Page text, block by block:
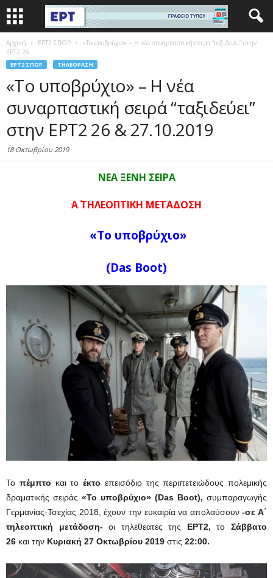
Αρχική EΡΤ2 ΣΠΟΡ
«Το υποβρύχιο» – Η νέα συναρπαστική σειρά “ταξιδεύει” στην
ΕΡΤ2 26...
EΡΤ2 ΣΠΟΡ ΤΗΛΕΌΡΑΣΗ
«Το υποβρύχιο» – Η νέα
συναρπαστική σειρά “ταξιδεύει”
στην ΕΡΤ2 26 & 27.10.2019
18 Οκτωβρίου 2019
ΝΕΑ ΞΕΝΗ ΣΕΙΡΑ
A΄ ΤΗΛΕΟΠΤΙΚΗ ΜΕΤΑΔΟΣΗ
«Το υποβρύχιο»
(Das Boot)
Το πέμπτο και το έκτο επεισόδιο της περιπετειώδους πολεμικής
δραματικής σειράς «Το υποβρύχιο» (Das Boot), συμπαραγωγής
Γερμανίας-Τσεχίας 2018, έχουν την ευκαιρία να απολαύσουν-σε Α΄
τηλεοπτική μετάδοση-οι τηλεθεατές της ΕΡΤ2,τοΣάββατο
26 και την Κυριακή 27 Οκτωβρίου 2019 στις 22:00.